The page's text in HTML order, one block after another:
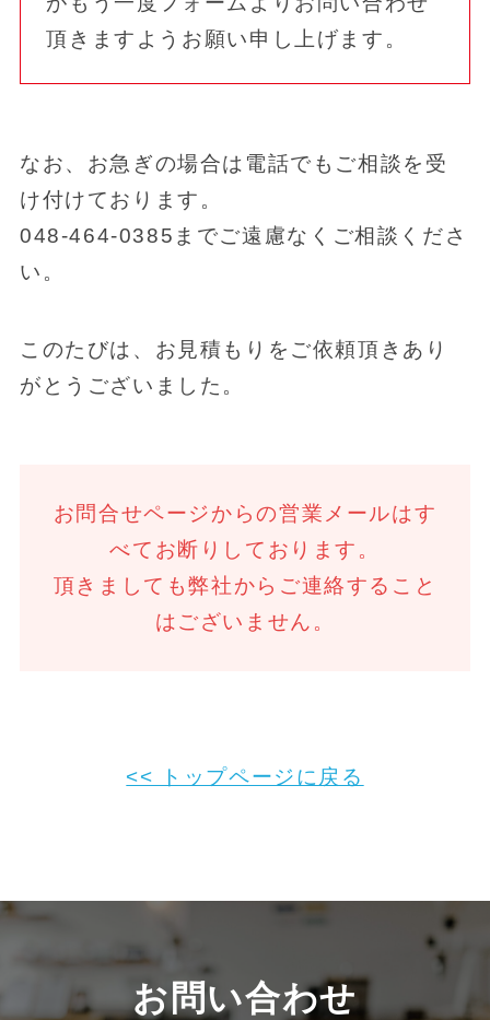
頂きますようお願い申し上げます。
なお、お急ぎの場合は電話でもご相談を受
け付けております。
048-464-0385までご遠慮なくご相談くださ
い。
このたびは、お見積もりをご依頼頂きあり
がとうございました。
お問合せページからの営業メールはす
べてお断りしております。
頂きましても弊社からご連絡すること
はございません。
<< トップページに戻る
お問い合わせ